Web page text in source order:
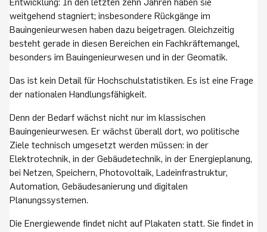
weitgehend stagniert; insbesondere Rückgänge im
Bauingenieurwesen haben dazu beigetragen. Gleichzeitig
besteht gerade in diesen Bereichen ein Fachkräftemangel,
besonders im Bauingenieurwesen und in der Geomatik.
Das ist kein Detail für Hochschulstatistiken. Es ist eine Frage
der nationalen Handlungsfähigkeit.
Denn der Bedarf wächst nicht nur im klassischen
Bauingenieurwesen. Er wächst überall dort, wo politische
Ziele technisch umgesetzt werden müssen: in der
Elektrotechnik, in der Gebäudetechnik, in der Energieplanung,
bei Netzen, Speichern, Photovoltaik, Ladeinfrastruktur,
Automation, Gebäudesanierung und digitalen
Planungssystemen.
Die Energiewende findet nicht auf Plakaten statt. Sie findet in